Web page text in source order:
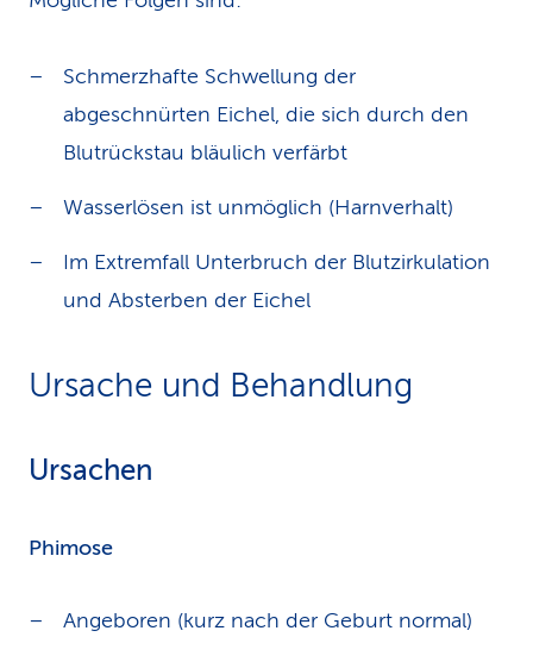
Schmerzhafte Schwellung der
abgeschnürten Eichel, die sich durch den
Blutrückstau bläulich verfärbt
Wasserlösen ist unmöglich (Harnverhalt)
Im Extremfall Unterbruch der Blutzirkulation
und Absterben der Eichel
Ursache und Behandlung
Ursachen
Phimose
Angeboren (kurz nach der Geburt normal)